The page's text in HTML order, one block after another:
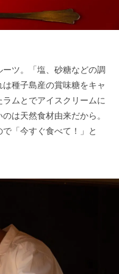
ーツ。「塩、砂糖などの調
種子島産の賞味糖をキャ
ムとでアイスクリームに
は天然食材由来だから。
「今すぐ食べて！」と